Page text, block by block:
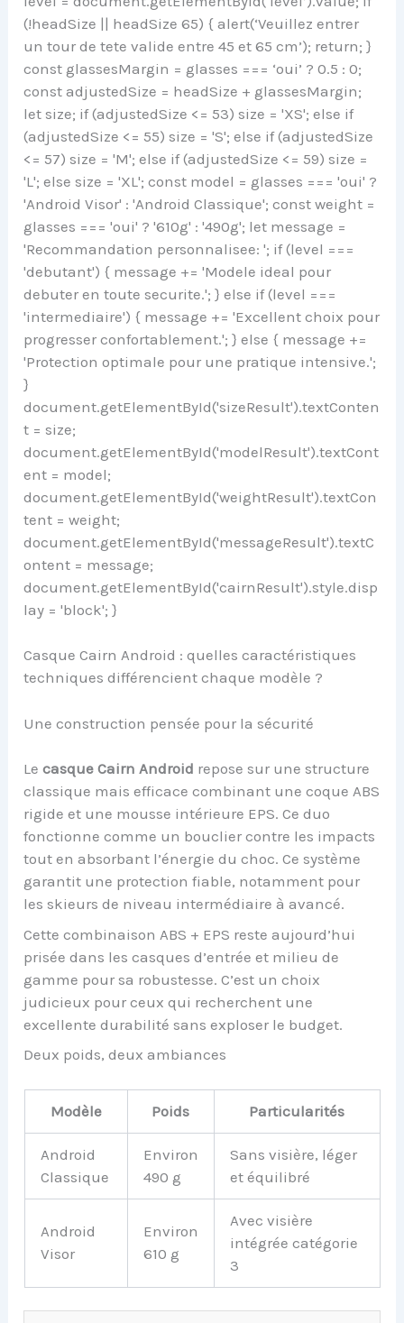
(!headSize || headSize 65) { alert(‘Veuillez entrer
un tour de tete valide entre 45 et 65 cm’); return; }
const glassesMargin = glasses === ‘oui’ ? 0.5 : 0;
const adjustedSize = headSize + glassesMargin;
let size; if (adjustedSize <= 53) size = 'XS'; else if
(adjustedSize <= 55) size = 'S'; else if (adjustedSize
<= 57) size = 'M'; else if (adjustedSize <= 59) size =
'L'; else size = 'XL'; const model = glasses === 'oui' ?
'Android Visor' : 'Android Classique'; const weight =
glasses === 'oui' ? '610g' : '490g'; let message =
'Recommandation personnalisee: '; if (level ===
'debutant') { message += 'Modele ideal pour
debuter en toute securite.'; } else if (level ===
'intermediaire') { message += 'Excellent choix pour
progresser confortablement.'; } else { message +=
'Protection optimale pour une pratique intensive.';
}
document.getElementById('sizeResult').textConten
t = size;
document.getElementById('modelResult').textCont
ent = model;
document.getElementById('weightResult').textCon
tent = weight;
document.getElementById('messageResult').textC
ontent = message;
document.getElementById('cairnResult').style.disp
lay = 'block'; }
Casque Cairn Android : quelles caractéristiques
techniques différencient chaque modèle ?
Une construction pensée pour la sécurité
Lecasque Cairn Android repose sur une structure
classique mais efficace combinant une coque ABS
rigide et une mousse intérieure EPS. Ce duo
fonctionne comme un bouclier contre les impacts
tout en absorbant l’énergie du choc. Ce système
garantit une protection fiable, notamment pour
les skieurs de niveau intermédiaire à avancé.
Cette combinaison ABS + EPS reste aujourd’hui
prisée dans les casques d’entrée et milieu de
gamme pour sa robustesse. C’est un choix
judicieux pour ceux qui recherchent une
excellente durabilité sans exploser le budget.
Deux poids, deux ambiances
Modèle Poids Particularités
Android
Classique
Environ
490 g
Sans visière, léger
et équilibré
Android
Visor
Environ
610 g
Avec visière
intégrée catégorie
3